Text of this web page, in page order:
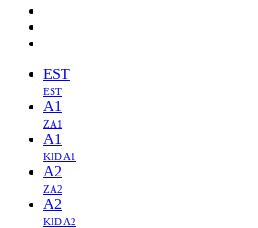
EST
EST
A1
ZA1
A1
KID A1
A2
ZA2
A2
KID A2